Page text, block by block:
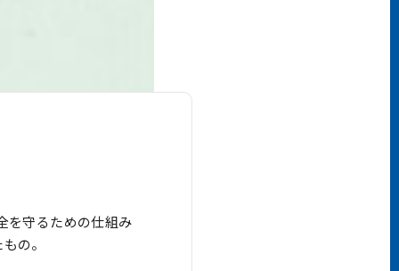
を守るための仕組み
の。